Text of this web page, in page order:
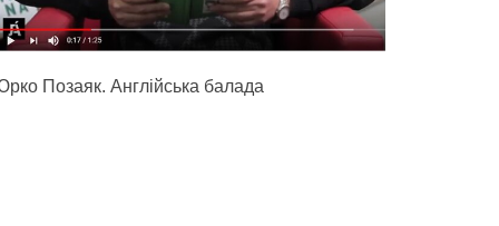
Позаяк. Англійська балада